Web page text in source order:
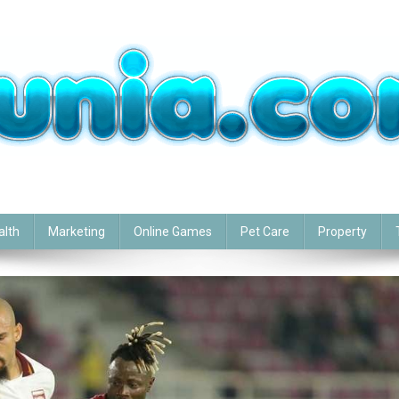
Marketing Online Games Pet Care Property